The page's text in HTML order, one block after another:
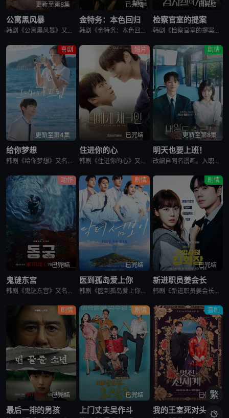
更新至第8集
公寓黑风暴
韩剧《公寓黑风暴》又名：公寓,The Apartment Job,아파트，讲述了：曾经的帮派老大急需现金，于是和有志成为律师的同伴合作，打算窃取住宅社区的储备基金，却意外揭开深藏的腐败真相。
已完结
金特务：本色回归
韩剧《金特务：本色回归》又名金部长,Agent Kim,김부장,金特务：本色回归，剧中主角金科长由苏志燮饰演。在剧中，金科长是敏智的父亲，也是一名朝鲜间谍。他被派去执行无数特别任务，包括17次朝鲜任务
已完结
检察官室的提案
韩剧《检察官室的提案》又名：检察官办公室的提议,检察官的提案(台),The Prosecutors Proposal,검사실의 제안，讲述了：改编自同名小说。一个是凶手的儿子，一个是受害者的儿子——一
喜剧
更新至第4集
给你梦想
韩剧《给你梦想》又名：Dream For You,그대에게 드림，讲述了：该剧是一部浪漫喜剧，讲述了连一个梦想都无所畏惧的十几岁，被现实挡住而受挫的二十几岁，像变成那样的大人的三十几岁的记者李载与一个
短片
已完结
住进你的心
韩剧《住进你的心》又名：Check In To You,너에게 체크인，讲述了：一位是完美主义、以利益为重的冷酷CEO车道京，他计划卖掉一间充满魅力的民宿；另一位是感性、温柔且深爱这个民宿的经理尹智梧
剧情
更新至第8集
明天也要上班！
改编自同名漫画。入职五年的智允在无聊的公司生活中与公司最挑剔的男上司时宇纠缠在了一起，甚至以不想结婚为由而逃跑的前男友秋天出现了...
动作
已完结
鬼谜东宫
韩剧《鬼谜东宫》又名：东宫,East Palace,동궁，讲述了：讲述拥有穿梭于灵界能力的具天（南柱赫 饰）和能听见死者声音的宫女生姜（卢允瑞 饰）被王（曹承佑 饰）召见，以揭开笼罩在世子宫中的诅咒的
剧情
已完结
医到孤岛爱上你
韩剧《医到孤岛爱上你》讲述了，立志成为顶尖整形外科医生都志义（李宰旭 饰），同身世神秘的助理护士陆遐俐（辛叡恩 饰），在命运安排下被分配到与世隔绝、恶名昭彰的“平同岛”上工作。两个同样受伤的灵魂，在艰
剧情
已完结
新进职员姜会长
韩剧《新进职员姜会长》改编自同名小说。韩国10大财阀崔成集团的会长姜龙浩在宣布隐退后，与从天而降的新员工相撞，莫名其妙进入该员工身体后发生的故事。
剧情
已完结
最后一排的男孩
剧情
已完结
上门丈夫吴作斗
喜剧
已完结
我的王室死对头
繁
